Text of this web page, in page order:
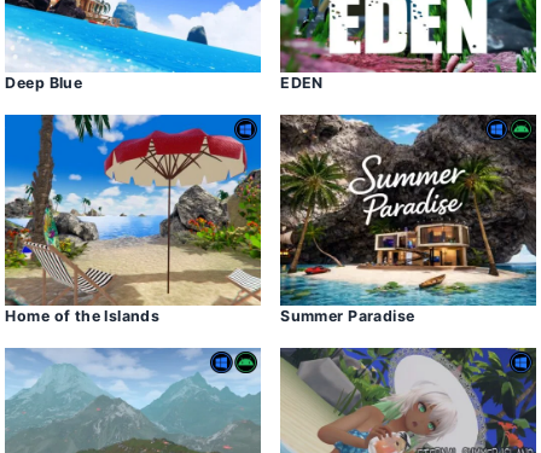
Deep Blue EDEN
Home of the Islands Summer Paradise